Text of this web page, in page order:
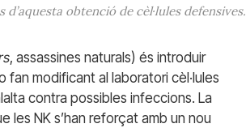
obtenció de cèl·lules defensives.
, assassines naturals) és introduir
modificant al laboratori cèl·lules
contra possibles infeccions. La
les NK s’han reforçat amb un nou